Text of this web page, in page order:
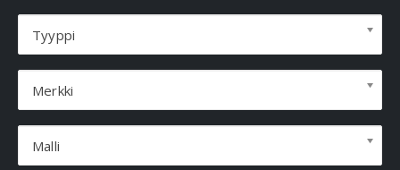
Tyyppi
Merkki
Malli